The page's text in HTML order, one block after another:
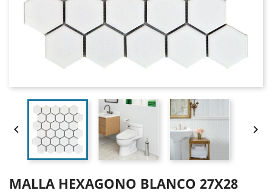
 
MALLA HEXAGONO BLANCO 27X28